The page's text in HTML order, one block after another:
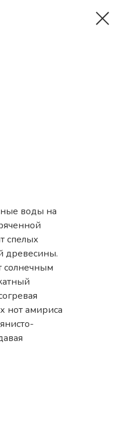
воды на
спелых
древесины.
солнечным
нот амириса